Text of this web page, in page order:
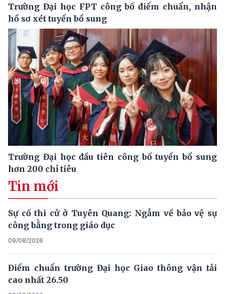
Trường Đại học FPT công bố điểm chuẩn, nhận
hồ sơ xét tuyển bổ sung
Trường Đại học đầu tiên công bố tuyển bổ sung
hơn 200 chỉ tiêu
Tin mới
Sự cố thi cử ở Tuyên Quang: Ngẫm về bảo vệ sự
công bằng trong giáo dục
09/08/2026
Điểm chuẩn trường Đại học Giao thông vận tải
cao nhất 26.50